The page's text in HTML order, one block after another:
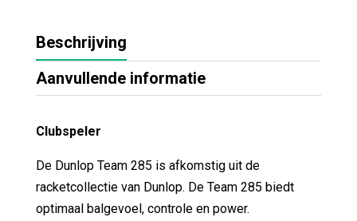
Beschrijving
Aanvullende informatie
Clubspeler
De Dunlop Team 285 is afkomstig uit de
racketcollectie van Dunlop. De Team 285 biedt
optimaal balgevoel, controle en power.